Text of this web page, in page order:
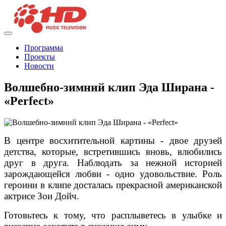
Программа
Проекты
Новости
Волшебно-зимний клип Эда Ширана -
«Perfect»
В центре восхитительной картины - двое друзей
детства, которые, встретившись вновь, влюбились
друг в друга. Наблюдать за нежной историей
зарождающейся любви - одно удовольствие. Роль
героини в клипе досталась прекрасной американской
актрисе Зои Дойч.
Готовьтесь к тому, что расплыветесь в улыбке и